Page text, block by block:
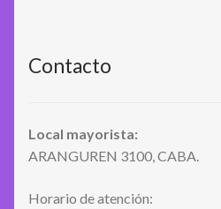
Contacto
Local mayorista:
ARANGUREN 3100, CABA.
Horario de atención: